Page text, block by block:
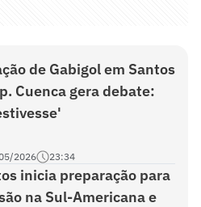
de Gabigol em Santos
Cuenca gera debate:
2026 23:34
inicia preparação para
na Sul-Americana e